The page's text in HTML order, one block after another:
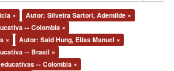
×
Autor: Silveira Sartori, Ademilde ×
-- Colombia ×
×
Autor: Said Hung, Elías Manuel ×
-- Brasil ×
-- Colombia ×